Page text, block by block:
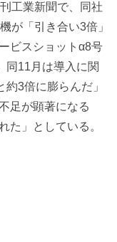
工業新聞で、同社
が「引き合い3倍」
ビスショットα8号
同11月は導入に関
3倍に膨らんだ」
足が顕著になる
た」としている。